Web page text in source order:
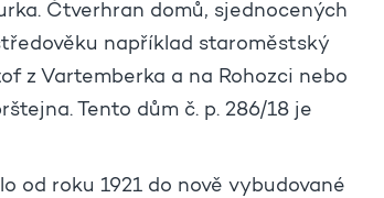
Čtverhran domů, sjednocených
například staroměstský
z Vartemberka a na Rohozci nebo
Tento dům č. p. 286/18 je
od roku 1921 do nově vybudované